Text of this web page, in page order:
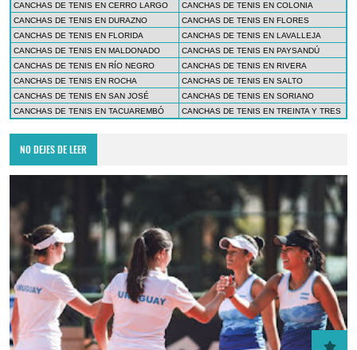
CANCHAS DE TENIS EN CERRO LARGO
CANCHAS DE TENIS EN COLONIA
CANCHAS DE TENIS EN DURAZNO
CANCHAS DE TENIS EN FLORES
CANCHAS DE TENIS EN FLORIDA
CANCHAS DE TENIS EN LAVALLEJA
CANCHAS DE TENIS EN MALDONADO
CANCHAS DE TENIS EN PAYSANDÚ
CANCHAS DE TENIS EN RÍO NEGRO
CANCHAS DE TENIS EN RIVERA
CANCHAS DE TENIS EN ROCHA
CANCHAS DE TENIS EN SALTO
CANCHAS DE TENIS EN SAN JOSÉ
CANCHAS DE TENIS EN SORIANO
CANCHAS DE TENIS EN TACUAREMBÓ
CANCHAS DE TENIS EN TREINTA Y TRES
NO DEJES DE LEER